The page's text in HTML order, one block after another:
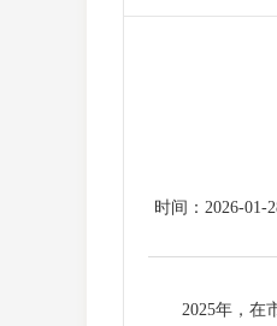
时间：2026-01-
2025年，在市